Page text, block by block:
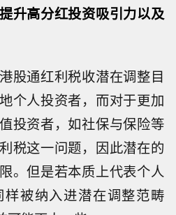
升高分红投资吸引力以及
股通红利税收潜在调整目
个人投资者，而对于更加
投资者，如社保与保险等
税这一问题，因此潜在的
。但是若本质上代表个人
被纳入进潜在调整范畴